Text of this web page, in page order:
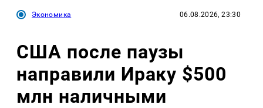
Экономика 06.08.2026, 23:30
США после паузы
направили Ираку $500
млн наличными